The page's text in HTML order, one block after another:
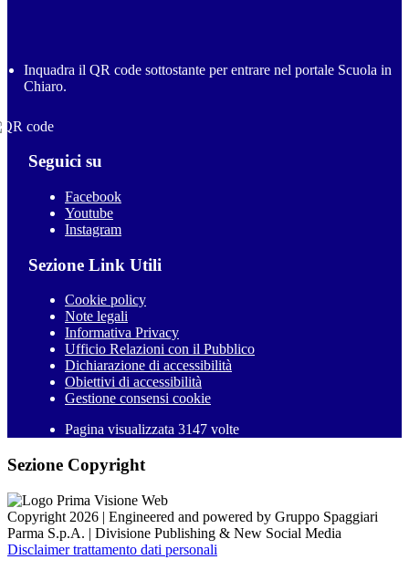
Inquadra il QR code sottostante per entrare nel portale Scuola in
Chiaro.
Seguici su
Facebook
Youtube
Instagram
Sezione Link Utili
Cookie policy
Note legali
Informativa Privacy
Ufficio Relazioni con il Pubblico
Dichiarazione di accessibilità
Obiettivi di accessibilità
Gestione consensi cookie
Pagina visualizzata 3147 volte
Sezione Copyright
Copyright 2026 | Engineered and powered by Gruppo Spaggiari
Parma S.p.A. | Divisione Publishing & New Social Media
Disclaimer trattamento dati personali